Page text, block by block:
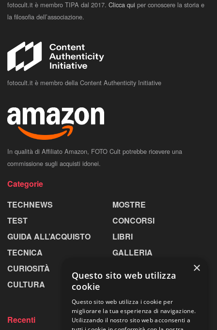
fotocult.it è membro TIPA dal 2017. Clicca qui per conoscere la storia e
la filosofia dell’associazione.
fotocult.it è membro della Content Authenticity Initiative
In qualità di Affiliato Amazon, FOTO Cult potrebbe ricevere una
commissione sugli acquisti idonei.
Categorie
TECHNEWS
TEST
GUIDA ALL’ACQUISTO
TECNICA
CURIOSITÀ
CULTURA
MOSTRE
CONCORSI
LIBRI
GALLERIA
Recenti
×
Questo sito web utilizza
cookie
Questo sito web utilizza i cookie per
migliorare la tua esperienza di navigazione.
Utilizzando il nostro sito web acconsenti a